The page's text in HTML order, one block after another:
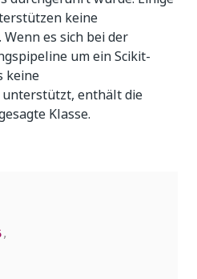
keine
es sich bei der
um ein Scikit-
keine
enthält die
Klasse.
,